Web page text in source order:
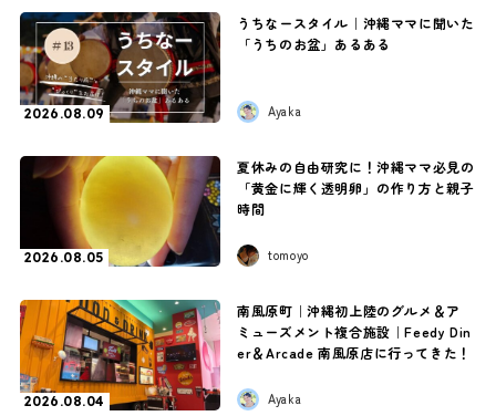
2026.08.09
うちなースタイル｜沖縄ママに聞いた
「うちのお盆」あるある
Ayaka
2026.08.05
夏休みの自由研究に！沖縄ママ必見の
「黄金に輝く透明卵」の作り方と親子
時間
tomoyo
2026.08.04
南風原町｜沖縄初上陸のグルメ＆ア
ミューズメント複合施設｜Feedy Din
er＆Arcade 南風原店に行ってきた！
Ayaka